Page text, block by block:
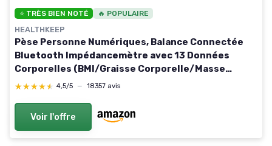
⭐ TRÈS BIEN NOTÉ 🔥 POPULAIRE
HEALTHKEEP
Pèse Personne Numériques, Balance Connectée
Bluetooth Impédancemètre avec 13 Données
Corporelles (BMI/Graisse Corporelle/Masse
Osseuse/BMR/Muscle/Eau) pour APP Max 180kg
★★★★★
★★★★★ 4,5/5 — 18357 avis
Voir l'offre